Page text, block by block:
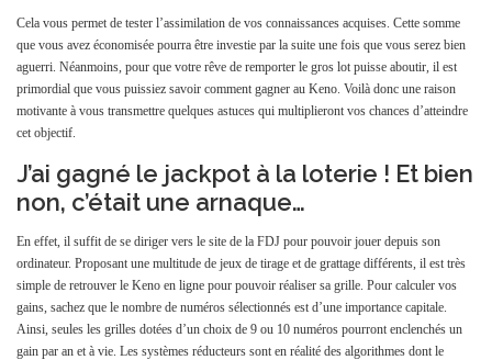
Cela vous permet de tester l’assimilation de vos connaissances acquises. Cette somme
que vous avez économisée pourra être investie par la suite une fois que vous serez bien
aguerri. Néanmoins, pour que votre rêve de remporter le gros lot puisse aboutir, il est
primordial que vous puissiez savoir comment gagner au Keno. Voilà donc une raison
motivante à vous transmettre quelques astuces qui multiplieront vos chances d’atteindre
cet objectif.
J’ai gagné le jackpot à la loterie ! Et bien
non, c’était une arnaque…
En effet, il suffit de se diriger vers le site de la FDJ pour pouvoir jouer depuis son
ordinateur. Proposant une multitude de jeux de tirage et de grattage différents, il est très
simple de retrouver le Keno en ligne pour pouvoir réaliser sa grille. Pour calculer vos
gains, sachez que le nombre de numéros sélectionnés est d’une importance capitale.
Ainsi, seules les grilles dotées d’un choix de 9 ou 10 numéros pourront enclenchés un
gain par an et à vie. Les systèmes réducteurs sont en réalité des algorithmes dont le